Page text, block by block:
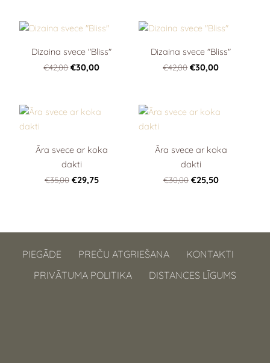
Dizaina svece "Bliss"
€42,00 €30,00
Dizaina svece "Bliss"
€42,00 €30,00
Āra svece ar koka
dakti
€35,00 €29,75
Āra svece ar koka
dakti
€30,00 €25,50
PIEGĀDE PREČU ATGRIEŠANA
KONTAKTI
PRIVĀTUMA POLITIKA
DISTANCES LĪGUMS